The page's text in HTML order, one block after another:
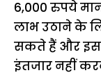
6,000 रुपये
लाभ उठाने के
सकते हैं और
इंतजार नहीं